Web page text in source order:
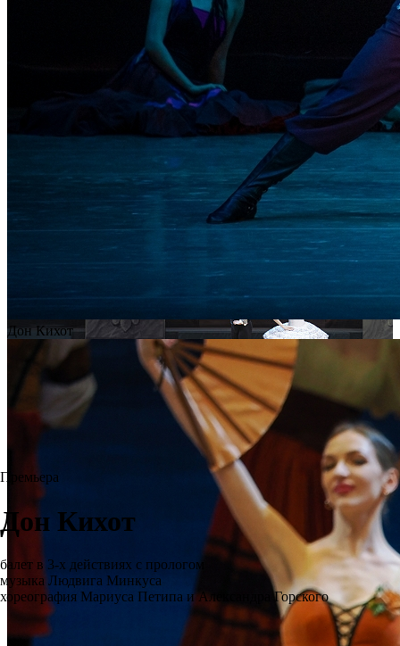
Дон Кихот
Премьера
Дон Кихот
балет в 3-х действиях с прологом
музыка Людвига Минкуса
хореография Мариуса Петипа и Александра Горского